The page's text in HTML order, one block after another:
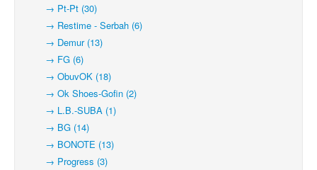
→ Pt-Pt (30)
→ Restime - Serbah (6)
→ Demur (13)
→ FG (6)
→ ObuvOK (18)
→ Ok Shoes-Gofin (2)
→ L.B.-SUBA (1)
→ BG (14)
→ BONOTE (13)
→ Progress (3)